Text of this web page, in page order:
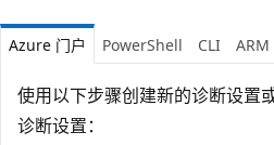
Azure 门户 PowerShell CLI ARM
使用以下步骤创建新的诊断设置
诊断设置：